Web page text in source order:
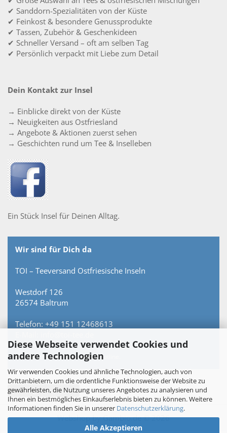
Diese Webseite verwendet Cookies und
andere Technologien
Wir verwenden Cookies und ähnliche Technologien, auch von
Drittanbietern, um die ordentliche Funktionsweise der Website zu
gewährleisten, die Nutzung unseres Angebotes zu analysieren und
Ihnen ein bestmögliches Einkaufserlebnis bieten zu können. Weitere
Informationen finden Sie in unserer Datenschutzerklärung.
Alle Akzeptieren
✔ Sanddorn-Spezialitäten von der Küste
✔ Feinkost & besondere Genussprodukte
✔ Tassen, Zubehör & Geschenkideen
✔ Schneller Versand – oft am selben Tag
✔ Persönlich verpackt mit Liebe zum Detail
Dein Kontakt zur Insel
→ Einblicke direkt von der Küste
→ Neuigkeiten aus Ostfriesland
→ Angebote & Aktionen zuerst sehen
→ Geschichten rund um Tee & Inselleben
Ein Stück Insel für Deinen Alltag.
Wir sind für Dich da
TOI – Teeversand Ostfriesische Inseln
Westdorf 126
26574 Baltrum
Telefon: +49 151 12468613
Persönlich erreichbar – keine Hotline.
Vertrag widerrufen
Webshopby Gambio.de © 2026